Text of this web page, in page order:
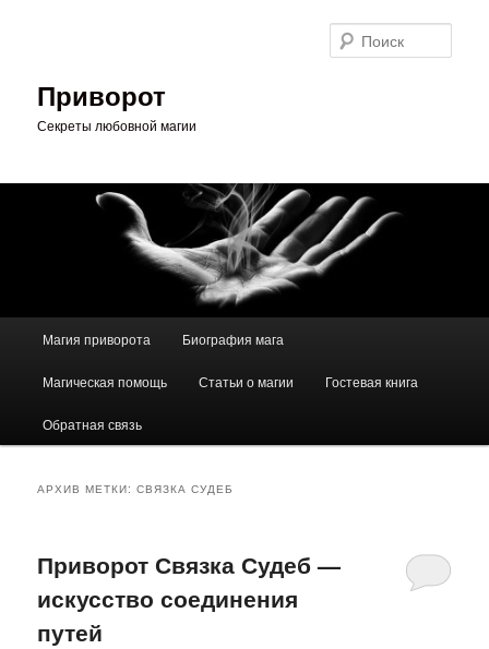
Приворот
Секреты любовной магии
Магия приворота Биография мага
Магическая помощь Статьи о магии Гостевая книга
Обратная связь
АРХИВ МЕТКИ:СВЯЗКА СУДЕБ
Приворот Связка Судеб —
искусство соединения
путей